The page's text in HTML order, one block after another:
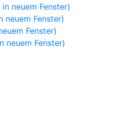
neuem Fenster)
neuem Fenster)
Fenster)
neuem Fenster)